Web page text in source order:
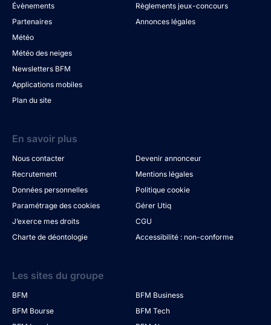
Évènements
Partenaires
Météo
Météo des neiges
Newsletters BFM
Applications mobiles
Plan du site
Règlements jeux-concours
Annonces légales
En savoir plus
Nous contacter
Devenir annonceur
Recrutement
Mentions légales
Données personnelles
Politique cookie
Paramétrage des cookies
Gérer Utiq
J’exerce mes droits
CGU
Charte de déontologie
Accessibilité : non-conforme
Les sites du groupe
BFM
BFM Business
BFM Bourse
BFM Tech